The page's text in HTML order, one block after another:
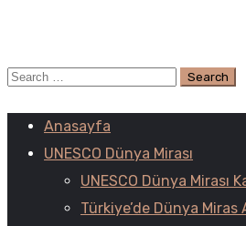
Anasayfa
UNESCO Dünya Mirası
UNESCO Dünya Mirası
Türkiye’de Dünya Miras